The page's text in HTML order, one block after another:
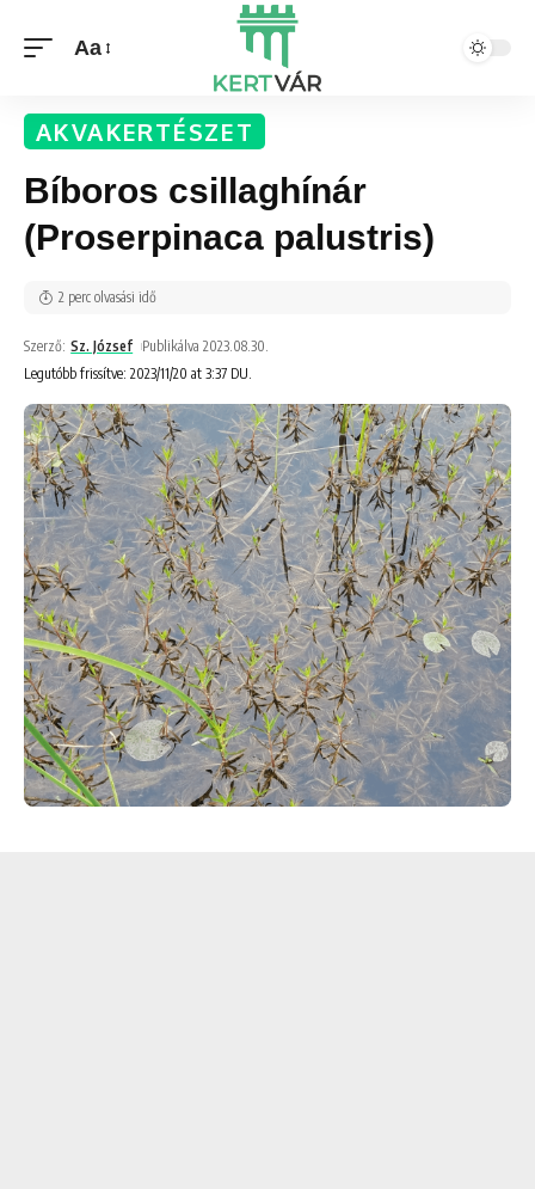
Aa
AKVAKERTÉSZET
Bíboros csillaghínár
(Proserpinaca palustris)
Legutóbb frissítve: 2023/11/20 at 3:37 DU.
Szerző: Sz. József Publikálva 2023.08.30.
2 perc olvasási idő